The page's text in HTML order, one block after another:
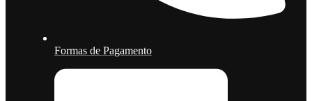
Formas de Pagamento